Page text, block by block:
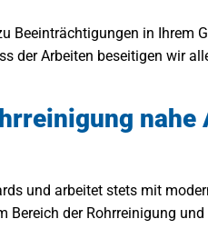
Beeinträchtigungen in Ihrem
der Arbeiten beseitigen wir
nahe
und arbeitet stets mit
der Rohrreinigung